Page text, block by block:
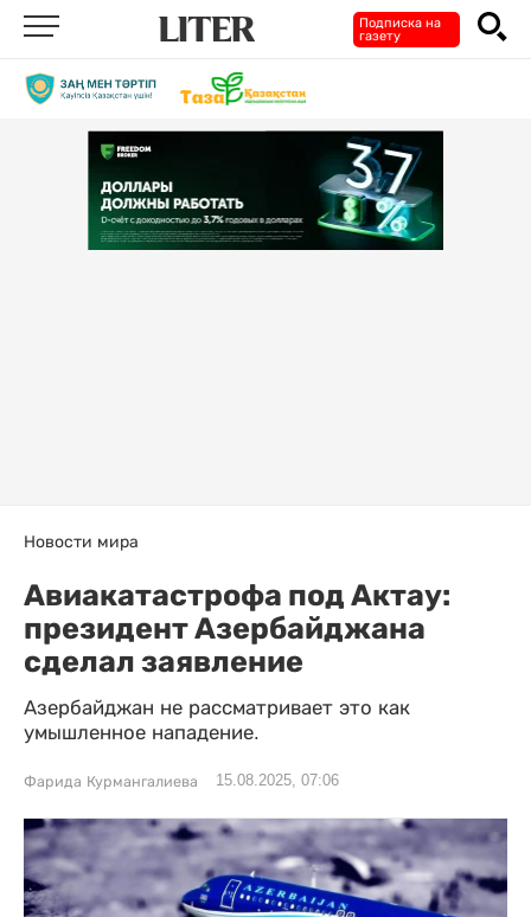
Подписка на
газету
Новости мира
Авиакатастрофа под Актау:
президент Азербайджана
сделал заявление
Азербайджан не рассматривает это как
умышленное нападение.
Фарида Курмангалиева 15.08.2025, 07:06